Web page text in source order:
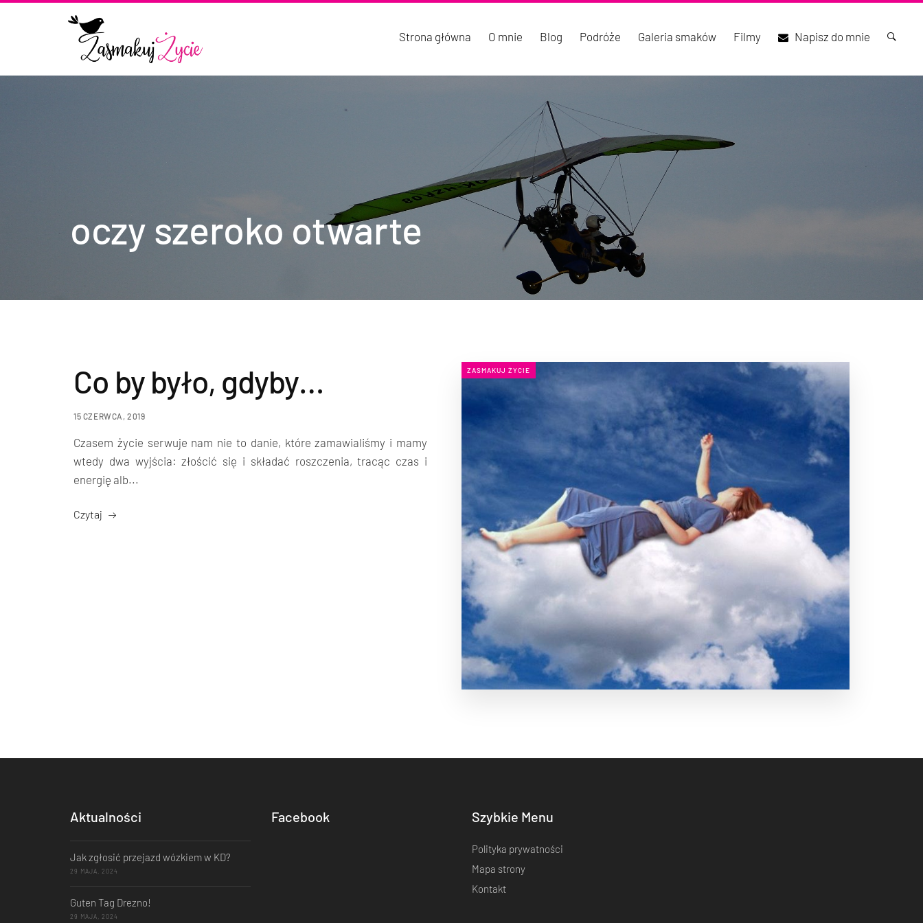
Strona główna O mnie Blog Podróże Galeria smaków Filmy Napisz do mnie
oczy szeroko otwarte
ZASMAKUJ ŻYCIE
Co by było, gdyby…
15 CZERWCA, 2019
Czasem życie serwuje nam nie to danie, które zamawialiśmy i mamy
wtedy dwa wyjścia: złościć się i składać roszczenia, tracąc czas i
energię alb...
Czytaj
Aktualności
Jak zgłosić przejazd wózkiem w KD?
29 MAJA, 2024
Guten Tag Drezno!
29 MAJA, 2024
Facebook Szybkie Menu
Polityka prywatności
Mapa strony
Kontakt